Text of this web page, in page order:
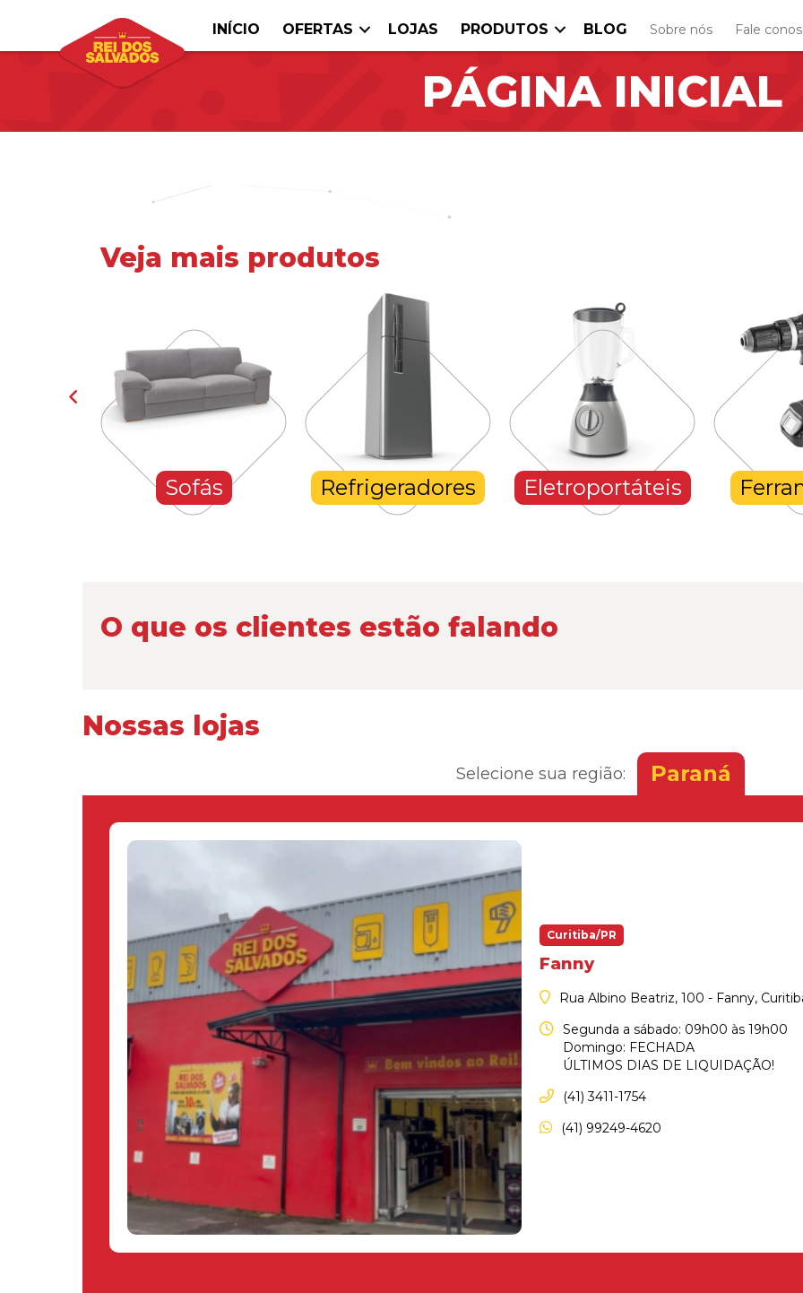
INÍCIO OFERTAS LOJAS PRODUTOS BLOG Sobre nós Fale
PÁGINA INICIAL
Veja mais produtos
Sofás Refrigeradores Eletroportáteis
O que os clientes estão falando
Nossas lojas
Selecione sua região: Paraná
Curitiba/PR
Fanny
Rua Albino Beatriz, 100 - Fanny,
Segunda a sábado: 09h00 às 19h00
Domingo: FECHADA
ÚLTIMOS DIAS DE LIQUIDAÇÃO!
(41) 3411-1754
(41) 99249-4620